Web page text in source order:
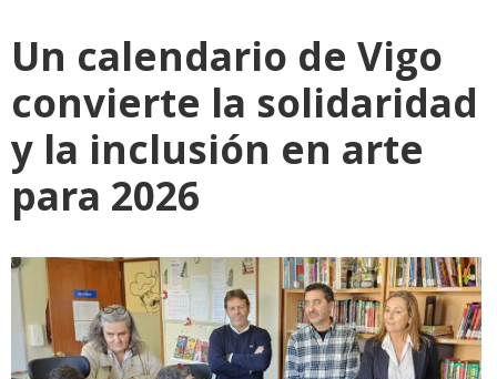
Un calendario de Vigo
convierte la solidaridad
y la inclusión en arte
para 2026